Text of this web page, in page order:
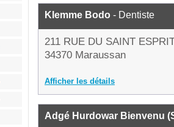
Klemme Bodo - Dentiste
211 RUE DU SAINT
34370 Maraussan
Afficher les détails
Adgé Hurdowar Bienvenu